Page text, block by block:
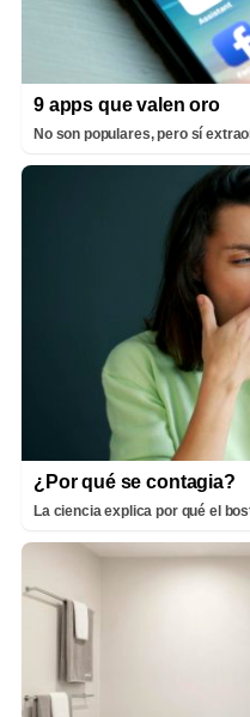
9 apps que valen oro
No son populares, pero sí
¿Por qué se contagia?
La ciencia explica por qué el